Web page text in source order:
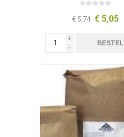
€ 5,74 € 5,05
i
h
BESTEL